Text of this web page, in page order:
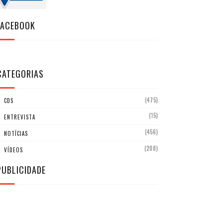
CDS (475)
ENTREVISTA (15)
NOTÍCIAS (456)
VÍDEOS (208)